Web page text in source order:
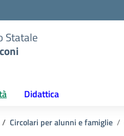
Statale
Didattica
Circolari per alunni e famiglie